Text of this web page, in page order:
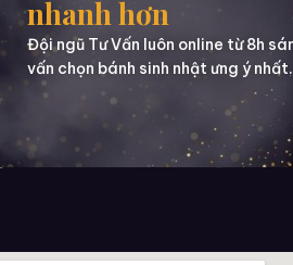
nhanh hơn
Đội ngũ Tư Vấn luôn online từ 8h
vấn chọn bánh sinh nhật ưng ý nhất.